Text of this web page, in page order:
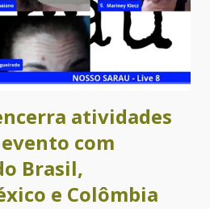
atividades
com
Brasil,
e Colômbia